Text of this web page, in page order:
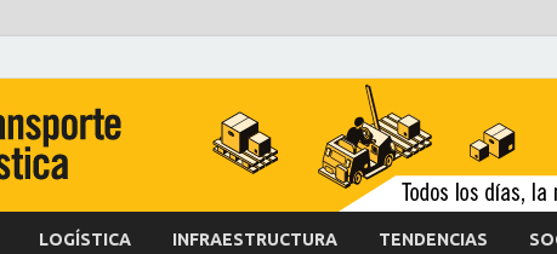
LOGÍSTICA INFRAESTRUCTURA TENDENCIAS